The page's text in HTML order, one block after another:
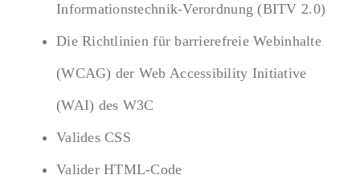
Informationstechnik-Verordnung (BITV 2.0)
Die Richtlinien für barrierefreie Webinhalte
(WCAG) der Web Accessibility Initiative
(WAI) des W3C
Valides CSS
Valider HTML-Code